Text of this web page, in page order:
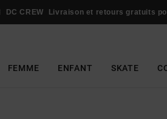
DC CREW Livraison et retours gratuits
FEMME ENFANT SKATE